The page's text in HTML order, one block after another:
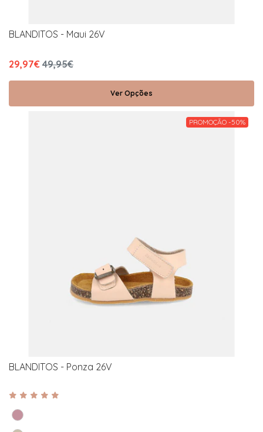
BLANDITOS - Maui 26V
29,97€ 49,95€
Ver Opções
PROMOÇÃO -50%
BLANDITOS - Ponza 26V